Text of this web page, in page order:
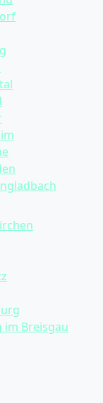
im Breisgau